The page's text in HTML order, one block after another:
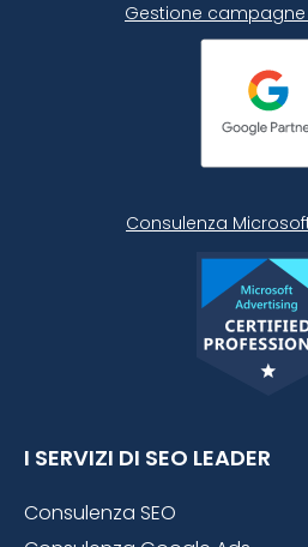
Gestione
Consulenza
I SERVIZI DI SEO LEADER
Consulenza SEO